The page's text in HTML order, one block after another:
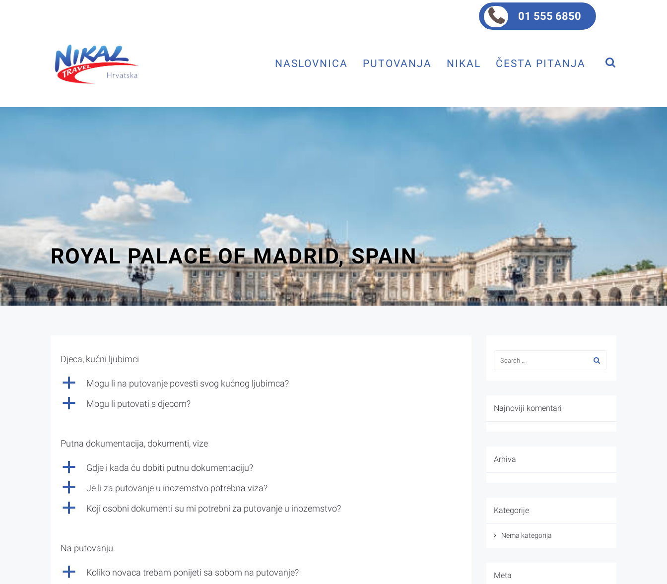
01 555 6850
NASLOVNICA PUTOVANJA NIKAL ČESTA PITANJA
ROYAL PALACE OF MADRID, SPAIN
Djeca, kućni ljubimci
a Mogu li na putovanje povesti svog kućnog ljubimca?
a Mogu li putovati s djecom?
Putna dokumentacija, dokumenti, vize
a Gdje i kada ću dobiti putnu dokumentaciju?
a Je li za putovanje u inozemstvo potrebna viza?
a Koji osobni dokumenti su mi potrebni za putovanje u inozemstvo?
Na putovanju
a Koliko novaca trebam ponijeti sa sobom na putovanje?
Najnoviji komentari
Arhiva
Kategorije
Nema kategorija
Meta